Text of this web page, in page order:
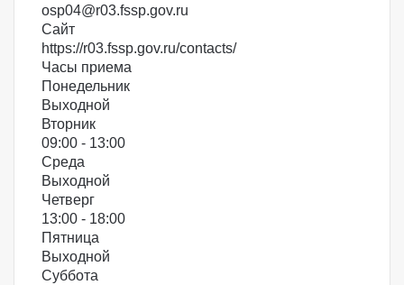
osp04@r03.fssp.gov.ru
Сайт
https://r03.fssp.gov.ru/contacts/
Часы приема
Понедельник
Выходной
Вторник
09:00 - 13:00
Среда
Выходной
Четверг
13:00 - 18:00
Пятница
Выходной
Суббота